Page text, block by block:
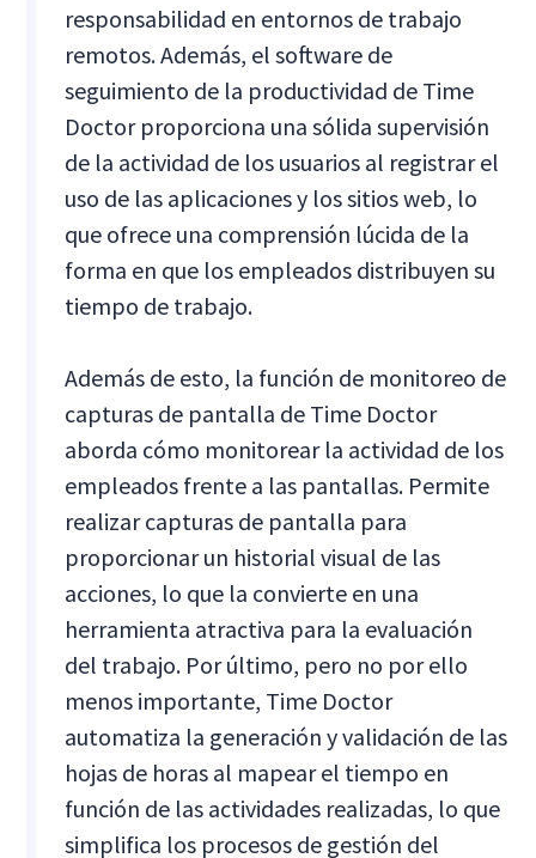
responsabilidad en entornos de trabajo
remotos. Además, el software de
seguimiento de la productividad de Time
Doctor proporciona una sólida supervisión
de la actividad de los usuarios al registrar el
uso de las aplicaciones y los sitios web, lo
que ofrece una comprensión lúcida de la
forma en que los empleados distribuyen su
tiempo de trabajo.
Además de esto, la función de monitoreo de
capturas de pantalla de Time Doctor
aborda cómo monitorear la actividad de los
empleados frente a las pantallas. Permite
realizar capturas de pantalla para
proporcionar un historial visual de las
acciones, lo que la convierte en una
herramienta atractiva para la evaluación
del trabajo. Por último, pero no por ello
menos importante, Time Doctor
automatiza la generación y validación de las
hojas de horas al mapear el tiempo en
función de las actividades realizadas, lo que
simplifica los procesos de gestión del